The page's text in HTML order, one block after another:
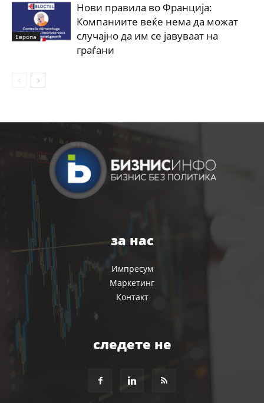
Европа
Нови правила во Франција:
Компаниите веќе нема да можат
случајно да им се јавуваат на
граѓани
за нас
Импресум
Маркетинг
Контакт
следете не